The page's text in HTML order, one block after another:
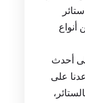
أنواع
أحدث
على